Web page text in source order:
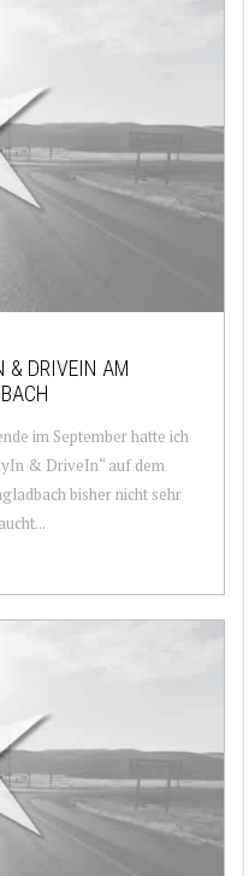
& DRIVEIN AM
im September hatte ich
& DriveIn“ auf dem
bisher nicht sehr